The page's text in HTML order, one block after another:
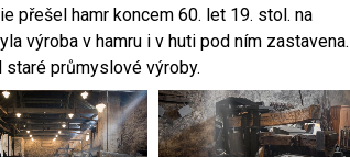
přešel hamr koncem 60. let 19. stol. na
výroba v hamru i v huti pod ním zastavena.
průmyslové výroby.